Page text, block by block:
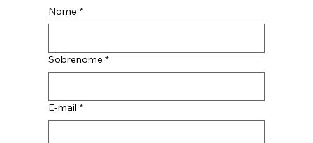
Nome *
Sobrenome *
E-mail *